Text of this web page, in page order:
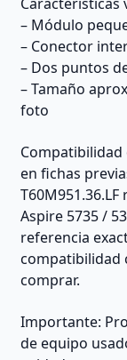
– Módulo
– Conector
– Dos puntos
– Tamaño
foto
en fichas
Aspire 5735 /
referencia
compatibilidad
comprar.
Importante:
de equipo